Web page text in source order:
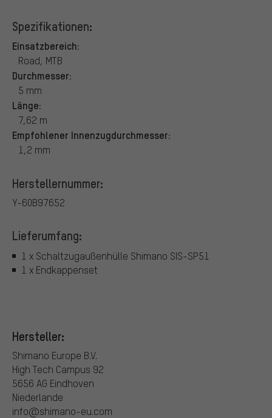
Spezifikationen:
Einsatzbereich:
Road, MTB
Durchmesser:
5 mm
Länge:
7,62 m
Empfohlener Innenzugdurchmesser:
1,2 mm
Herstellernummer:
Y-60B97652
Lieferumfang:
1 x Schaltzugaußenhülle Shimano SIS-SP51
1 x Endkappenset
Hersteller:
Shimano Europe B.V.
High Tech Campus 92
5656 AG Eindhoven
Niederlande
info@shimano-eu.com